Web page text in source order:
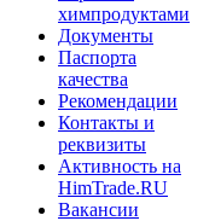
химпродуктами
Документы
Паспорта
качества
Рекомендации
Контакты и
реквизиты
Активность на
HimTrade.RU
Вакансии